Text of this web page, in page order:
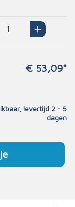
€ 53,09*
levertijd 2 - 5
dagen